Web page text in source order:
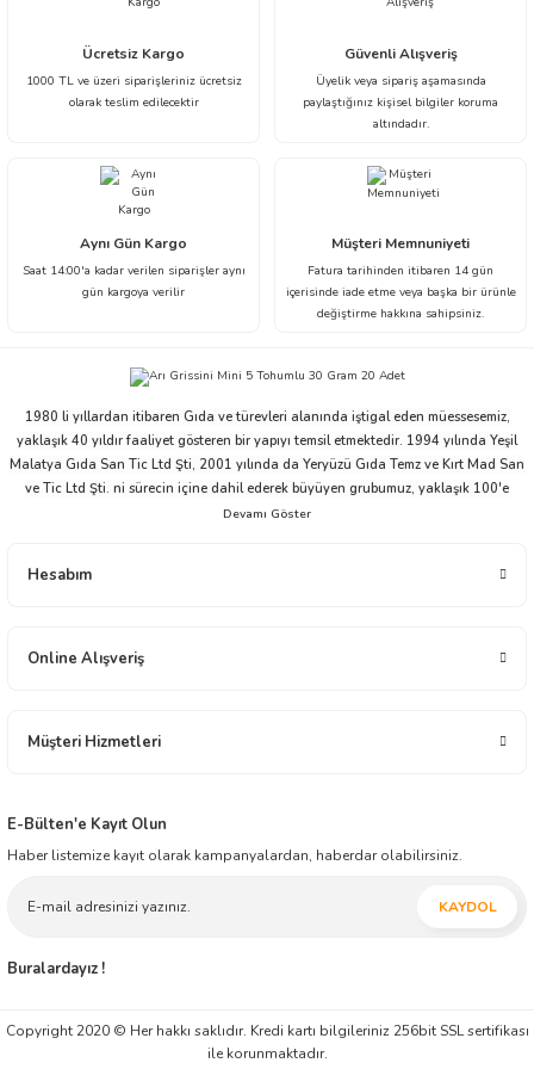
Ürün resmi kalitesiz, bozuk veya görüntülenemiyor.
Ürün açıklamasında eksik bilgiler bulunuyor.
Bu ürüne benzer farklı alternatifler olmalı.
Ücretsiz Kargo
1000 TL ve üzeri siparişleriniz ücretsiz
olarak teslim edilecektir
Güvenli Alışveriş
Üyelik veya sipariş aşamasında
paylaştığınız kişisel bilgiler koruma
altındadır.
Aynı Gün Kargo
Saat 14:00'a kadar verilen siparişler aynı
gün kargoya verilir
Müşteri Memnuniyeti
Fatura tarihinden itibaren 14 gün
içerisinde iade etme veya başka bir ürünle
değiştirme hakkına sahipsiniz.
1980 li yıllardan itibaren Gıda ve türevleri alanında iştigal eden müessesemiz,
yaklaşık 40 yıldır faaliyet gösteren bir yapıyı temsil etmektedir. 1994 yılında Yeşil
Malatya Gıda San Tic Ltd Şti, 2001 yılında da Yeryüzü Gıda Temz ve Kırt Mad San
ve Tic Ltd Şti. ni sürecin içine dahil ederek büyüyen grubumuz, yaklaşık 100'e
yakın çalışanı ve ticari partnerleriyle beraber bu ivmesini devam ettirme niyeti ve
sektöründe faaliyet göstermektedir. Çikolata, Atıştırmalık, Elektronik, Ev - Yaşam,
anlayışını harmanlayarak, ticaretin zaman ve mekân faydasını yansıtmaya ilelebet
Hesabım
Online Alışveriş
Müşteri Hizmetleri
E-Bülten'e Kayıt Olun
Haber listemize kayıt olarak kampanyalardan, haberdar olabilirsiniz.
KAYDOL
Buralardayız !
Copyright 2020 © Her hakkı saklıdır. Kredi kartı bilgileriniz 256bit SSL sertifikası
ile korunmaktadır.